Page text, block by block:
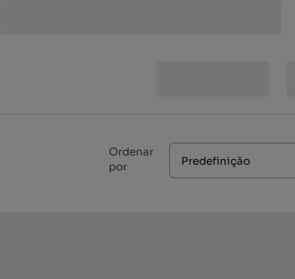
Ordenar
por
Predefinição